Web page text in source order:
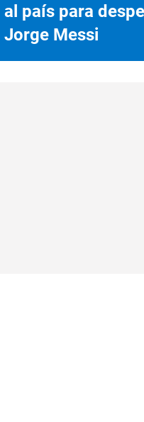
al país para
Jorge Messi